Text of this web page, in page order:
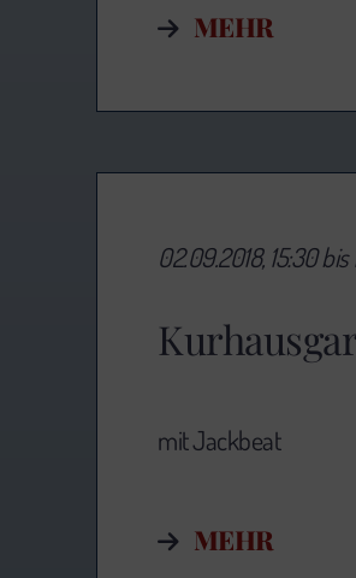
MEHR
02.09.2018, 15:30
mit Jackbeat
MEHR